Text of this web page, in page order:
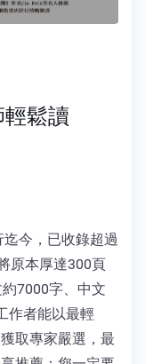
輕鬆讀
今，已收錄超過
原本厚達300頁
7000字、中文
作者能以最輕
取專家嚴選，最